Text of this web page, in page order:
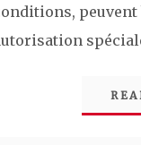
peuvent